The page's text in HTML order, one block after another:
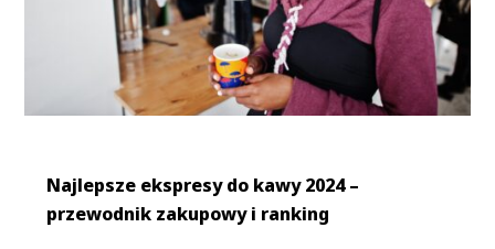
Najlepsze ekspresy do kawy 2024 –
przewodnik zakupowy i ranking